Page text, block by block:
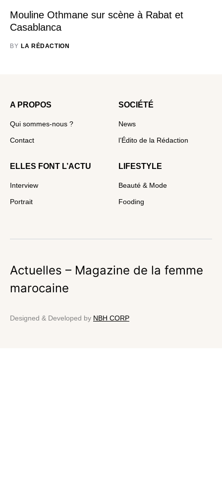
Mouline Othmane sur scène à Rabat et
Casablanca
BY LA RÉDACTION
A PROPOS
Qui sommes-nous ?
Contact
SOCIÉTÉ
News
l’Édito de la Rédaction
ELLES FONT L’ACTU
Interview
Portrait
LIFESTYLE
Beauté & Mode
Fooding
Actuelles – Magazine de la femme
marocaine
Designed & Developed by NBH CORP